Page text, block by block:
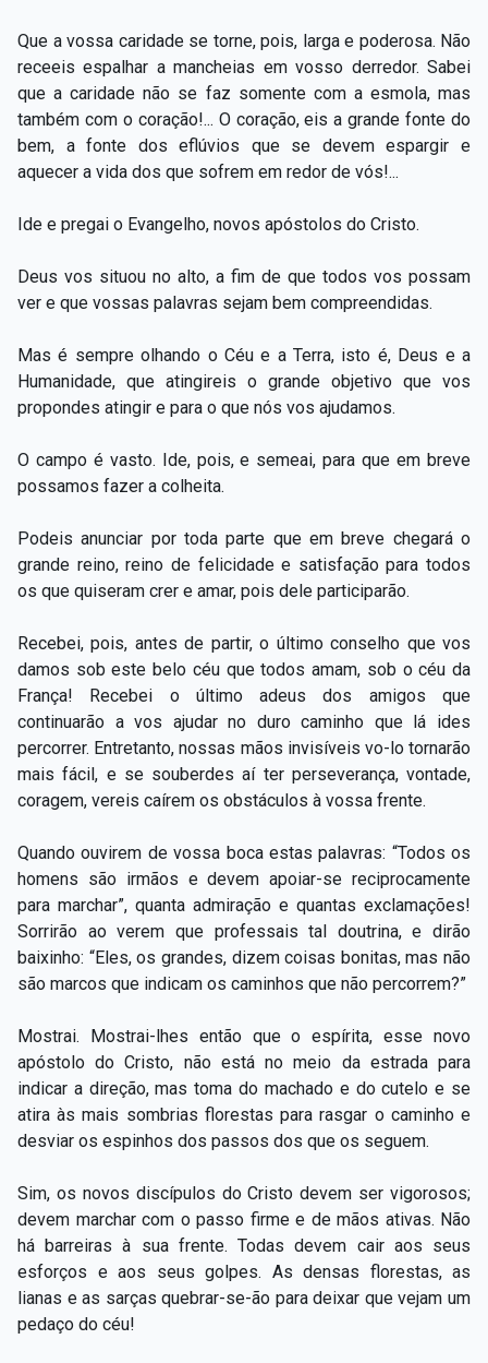
Que a vossa caridade se torne, pois, larga e poderosa. Não
receeis espalhar a mancheias em vosso derredor. Sabei
que a caridade não se faz somente com a esmola, mas
também com o coração!... O coração, eis a grande fonte do
bem, a fonte dos eflúvios que se devem espargir e
aquecer a vida dos que sofrem em redor de vós!...
Ide e pregai o Evangelho, novos apóstolos do Cristo.
Deus vos situou no alto, a fim de que todos vos possam
ver e que vossas palavras sejam bem compreendidas.
Mas é sempre olhando o Céu e a Terra, isto é, Deus e a
Humanidade, que atingireis o grande objetivo que vos
propondes atingir e para o que nós vos ajudamos.
O campo é vasto. Ide, pois, e semeai, para que em breve
possamos fazer a colheita.
Podeis anunciar por toda parte que em breve chegará o
grande reino, reino de felicidade e satisfação para todos
os que quiseram crer e amar, pois dele participarão.
Recebei, pois, antes de partir, o último conselho que vos
damos sob este belo céu que todos amam, sob o céu da
França! Recebei o último adeus dos amigos que
continuarão a vos ajudar no duro caminho que lá ides
percorrer. Entretanto, nossas mãos invisíveis vo-lo tornarão
mais fácil, e se souberdes aí ter perseverança, vontade,
coragem, vereis caírem os obstáculos à vossa frente.
Quando ouvirem de vossa boca estas palavras: “Todos os
homens são irmãos e devem apoiar-se reciprocamente
para marchar”, quanta admiração e quantas exclamações!
Sorrirão ao verem que professais tal doutrina, e dirão
baixinho: “Eles, os grandes, dizem coisas bonitas, mas não
são marcos que indicam os caminhos que não percorrem?”
Mostrai. Mostrai-lhes então que o espírita, esse novo
apóstolo do Cristo, não está no meio da estrada para
indicar a direção, mas toma do machado e do cutelo e se
atira às mais sombrias florestas para rasgar o caminho e
desviar os espinhos dos passos dos que os seguem.
Sim, os novos discípulos do Cristo devem ser vigorosos;
devem marchar com o passo firme e de mãos ativas. Não
há barreiras à sua frente. Todas devem cair aos seus
esforços e aos seus golpes. As densas florestas, as
lianas e as sarças quebrar-se-ão para deixar que vejam um
pedaço do céu!